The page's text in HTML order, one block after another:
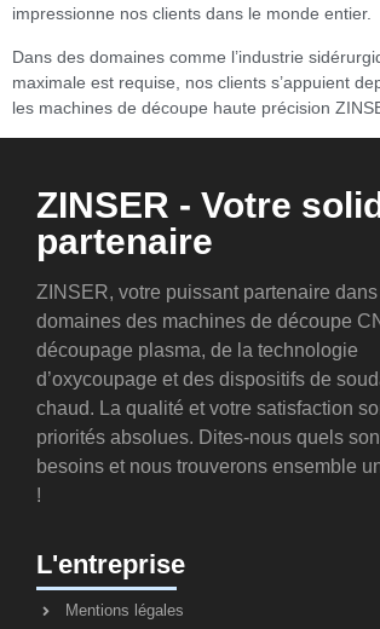
impressionne nos clients dans le monde entier.
Dans des domaines comme l’industrie
maximale est requise, nos clients s’appuient
les machines de découpe haute précision
ZINSER - Votre
partenaire
ZINSER, votre puissant partenaire
domaines des machines de découpe
découpage plasma, de la technologie
d’oxycoupage et des dispositifs de
chaud. La qualité et votre satisfaction
priorités absolues. Dites-nous quels
besoins et nous trouverons ensemble
!
L'entreprise
Mentions légales